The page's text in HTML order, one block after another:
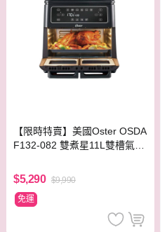
【限時特賣】美國Oster OSDA
F132-082 雙煮星11L雙槽氣炸
$5,290 $9,990
免運